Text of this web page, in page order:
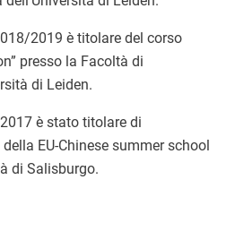
2019 è titolare del corso
presso la Facoltà di
di Leiden.
è stato titolare di
EU-Chinese summer school
di Salisburgo.